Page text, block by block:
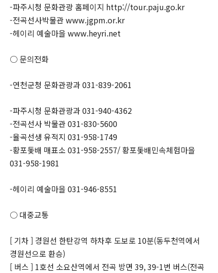
-파주시청 문화관광 홈페이지 http://tour.paju.go.kr
-전곡선사박물관 www.jgpm.or.kr
-헤이리 예술마을 www.heyri.net
○ 문의전화
-연천군청 문화관광과 031-839-2061
-파주시청 문화관광과 031-940-4362
-전곡선사 박물관 031-830-5600
-율곡선생 유적지 031-958-1749
-황포돛배 매표소 031-958-2557/ 황포돛배민속체험마을
031-958-1981
-헤이리 예술마을 031-946-8551
○ 대중교통
[ 기차 ] 경원선 한탄강역 하차후 도보로 10분(동두천역에서
경원선으로 환승)
[ 버스 ] 1호선 소요산역에서 전곡 방면 39, 39-1번 버스(전곡